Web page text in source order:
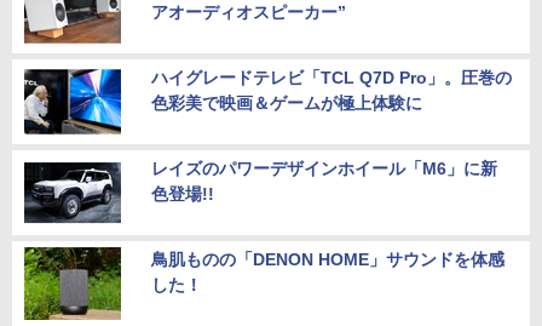
アオーディオスピーカー”
ハイグレードテレビ「TCL Q7D Pro」。圧巻の
色彩美で映画＆ゲームが極上体験に
レイズのパワーデザインホイール「M6」に新
色登場!!
鳥肌ものの「DENON HOME」サウンドを体感
した！